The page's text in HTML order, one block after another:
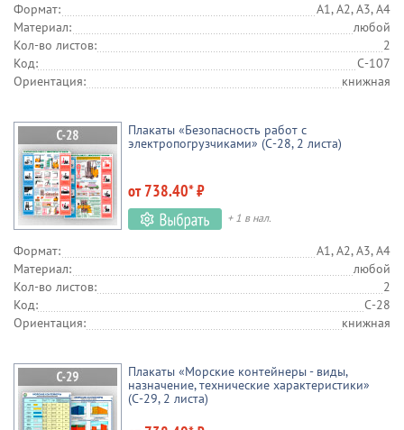
Формат:
А1, А2, А3, А4
Материал:
любой
Кол-во листов:
2
Код:
С-107
Ориентация:
книжная
Плакаты «Безопасность работ с
электропогрузчиками» (С-28, 2 листа)
от 738.40* ₽
+ 1 в нал.
Формат:
А1, А2, А3, А4
Материал:
любой
Кол-во листов:
2
Код:
С-28
Ориентация:
книжная
Плакаты «Морские контейнеры - виды,
назначение, технические характеристики»
(С-29, 2 листа)